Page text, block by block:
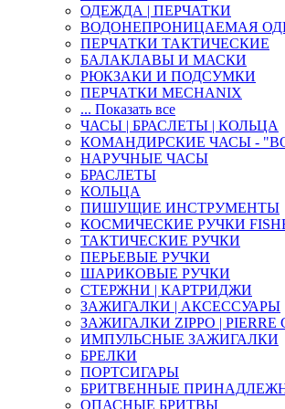
ОДЕЖДА | ПЕРЧАТКИ
ВОДОНЕПРОНИЦАЕМАЯ
ПЕРЧАТКИ ТАКТИЧЕСКИЕ
БАЛАКЛАВЫ И МАСКИ
РЮКЗАКИ И ПОДСУМКИ
ПЕРЧАТКИ MECHANIX
... Показать все
ЧАСЫ | БРАСЛЕТЫ | КОЛЬЦА
КОМАНДИРСКИЕ ЧАСЫ -
НАРУЧНЫЕ ЧАСЫ
БРАСЛЕТЫ
КОЛЬЦА
ПИШУЩИЕ ИНСТРУМЕНТЫ
КОСМИЧЕСКИЕ РУЧКИ
ТАКТИЧЕСКИЕ РУЧКИ
ПЕРЬЕВЫЕ РУЧКИ
ШАРИКОВЫЕ РУЧКИ
СТЕРЖНИ | КАРТРИДЖИ
ЗАЖИГАЛКИ | АКСЕССУАРЫ
ЗАЖИГАЛКИ ZIPPO | PIERRE
ИМПУЛЬСНЫЕ ЗАЖИГАЛКИ
БРЕЛКИ
ПОРТСИГАРЫ
БРИТВЕННЫЕ
ОПАСНЫЕ БРИТВЫ